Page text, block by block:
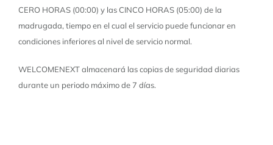
CERO HORAS (00:00) y las CINCO HORAS (05:00) de la
madrugada, tiempo en el cual el servicio puede funcionar en
condiciones inferiores al nivel de servicio normal.
WELCOMENEXT almacenará las copias de seguridad diarias
durante un periodo máximo de 7 días.